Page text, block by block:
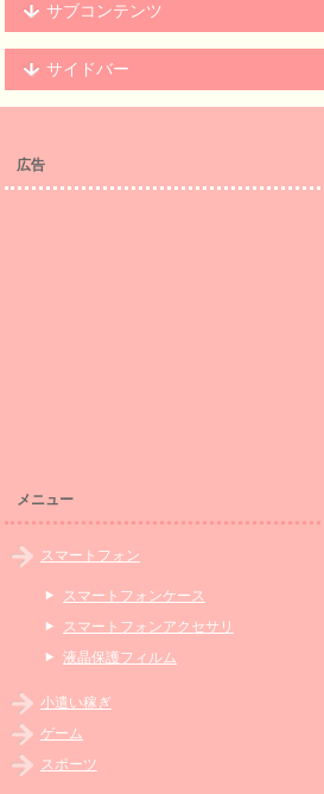
サブコンテンツ
サイドバー
広告
メニュー
スマートフォン
スマートフォンケース
スマートフォンアクセサリ
液晶保護フィルム
小遣い稼ぎ
ゲーム
スポーツ